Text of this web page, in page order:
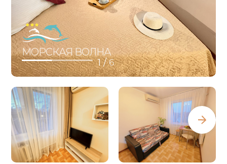
МОРСКАЯ ВОЛНА
1 /6